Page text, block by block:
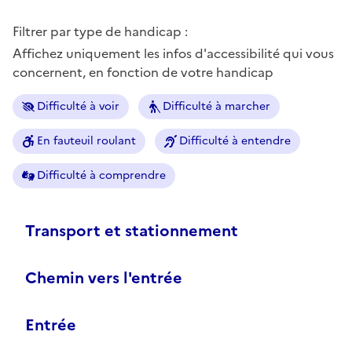
Filtrer par type de handicap :
Affichez uniquement les infos d'accessibilité qui vous
concernent, en fonction de votre handicap
Difficulté à voir Difficulté à marcher
En fauteuil roulant Difficulté à entendre
Difficulté à comprendre
Transport et stationnement
Chemin vers l'entrée
Entrée